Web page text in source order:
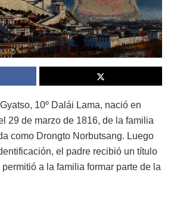
10º Dalái Lama, nació en
29 de marzo de 1816, de la familia
como Drongto Norbutsang. Luego
el padre recibió un título
a la familia formar parte de la